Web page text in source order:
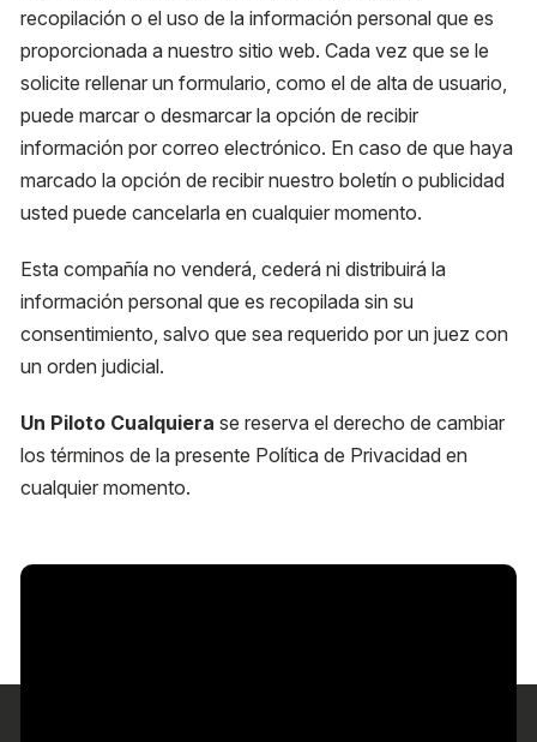
recopilación o el uso de la información personal que es
proporcionada a nuestro sitio web. Cada vez que se le
solicite rellenar un formulario, como el de alta de usuario,
puede marcar o desmarcar la opción de recibir
información por correo electrónico. En caso de que haya
marcado la opción de recibir nuestro boletín o publicidad
usted puede cancelarla en cualquier momento.
Esta compañía no venderá, cederá ni distribuirá la
información personal que es recopilada sin su
consentimiento, salvo que sea requerido por un juez con
un orden judicial.
Un Piloto Cualquiera se reserva el derecho de cambiar
los términos de la presente Política de Privacidad en
cualquier momento.